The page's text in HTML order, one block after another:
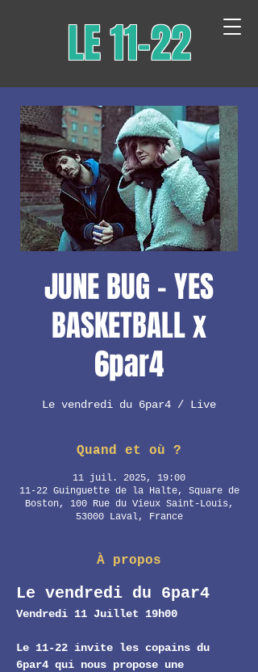
LE 11-22
JUNE BUG - YES
BASKETBALL x
6par4
Le vendredi du 6par4 / Live
Quand et où ?
11 juil. 2025, 19:00
11-22 Guinguette de la Halte, Square de
Boston, 100 Rue du Vieux Saint-Louis,
53000 Laval, France
À propos
Le vendredi du 6par4
Vendredi 11 Juillet 19h00
Le 11-22 invite les copains du
6par4 qui nous propose une